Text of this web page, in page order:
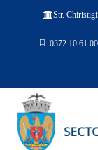
Str.
0372.10.61.00